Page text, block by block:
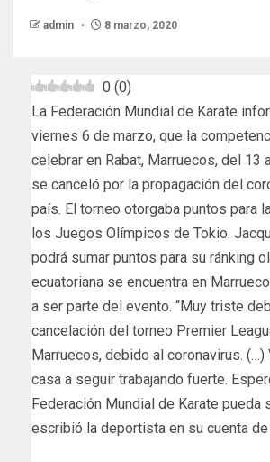
admin 8 marzo, 2020
0 (0)
La Federación Mundial de Karate
viernes 6 de marzo, que la
celebrar en Rabat, Marruecos, del 13
se canceló por la propagación del
país. El torneo otorgaba puntos para
los Juegos Olímpicos de Tokio.
podrá sumar puntos para su ránking
ecuatoriana se encuentra en
a ser parte del evento. “Muy triste
cancelación del torneo Premier
Marruecos, debido al coronavirus.
casa a seguir trabajando fuerte.
Federación Mundial de Karate pueda
escribió la deportista en su cuenta